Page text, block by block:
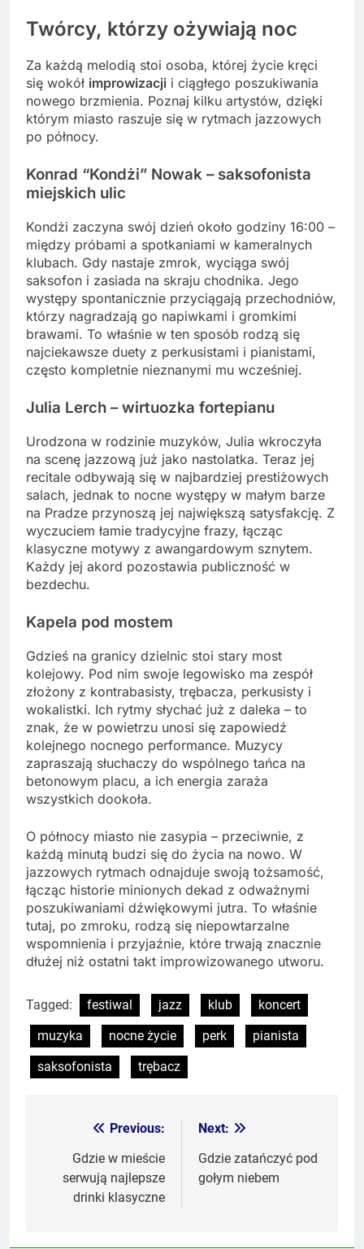
Twórcy, którzy ożywiają noc
Za każdą melodią stoi osoba, której życie kręci
się wokół improwizacji i ciągłego poszukiwania
nowego brzmienia. Poznaj kilku artystów, dzięki
którym miasto raszuje się w rytmach jazzowych
po północy.
Konrad “Kondżi” Nowak – saksofonista
miejskich ulic
Kondżi zaczyna swój dzień około godziny 16:00 –
między próbami a spotkaniami w kameralnych
klubach. Gdy nastaje zmrok, wyciąga swój
saksofon i zasiada na skraju chodnika. Jego
występy spontanicznie przyciągają przechodniów,
którzy nagradzają go napiwkami i gromkimi
brawami. To właśnie w ten sposób rodzą się
najciekawsze duety z perkusistami i pianistami,
często kompletnie nieznanymi mu wcześniej.
Julia Lerch – wirtuozka fortepianu
Urodzona w rodzinie muzyków, Julia wkroczyła
na scenę jazzową już jako nastolatka. Teraz jej
recitale odbywają się w najbardziej prestiżowych
salach, jednak to nocne występy w małym barze
na Pradze przynoszą jej największą satysfakcję. Z
wyczuciem łamie tradycyjne frazy, łącząc
klasyczne motywy z awangardowym sznytem.
Każdy jej akord pozostawia publiczność w
bezdechu.
Kapela pod mostem
Gdzieś na granicy dzielnic stoi stary most
kolejowy. Pod nim swoje legowisko ma zespół
złożony z kontrabasisty, trębacza, perkusisty i
wokalistki. Ich rytmy słychać już z daleka – to
znak, że w powietrzu unosi się zapowiedź
kolejnego nocnego performance. Muzycy
zapraszają słuchaczy do wspólnego tańca na
betonowym placu, a ich energia zaraża
wszystkich dookoła.
O północy miasto nie zasypia – przeciwnie, z
każdą minutą budzi się do życia na nowo. W
jazzowych rytmach odnajduje swoją tożsamość,
łącząc historie minionych dekad z odważnymi
poszukiwaniami dźwiękowymi jutra. To właśnie
tutaj, po zmroku, rodzą się niepowtarzalne
wspomnienia i przyjaźnie, które trwają znacznie
dłużej niż ostatni takt improwizowanego utworu.
Tagged: festiwal jazz klub
koncert
muzyka
nocne życie perk
pianista
saksofonista
trębacz
Nawigacja
wpisu
Previous:
Gdzie w mieście
serwują najlepsze
drinki klasyczne
Next:
Gdzie zatańczyć pod
gołym niebem